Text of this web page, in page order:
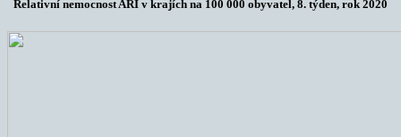
Relativní nemocnost ARI v krajích na 100 000 obyvatel, 8. týden, rok 2020